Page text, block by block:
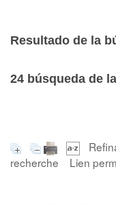
Resultado de la
24 búsqueda de
recherche
Lien